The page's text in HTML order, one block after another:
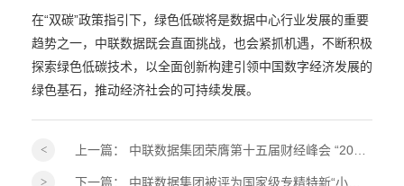
在“双碳”政策指引下，绿色低碳将是数据中心行业发展的重要
趋势之一，中联数据既会直面挑战，也会紧抓机遇，不断积极
探索绿色低碳技术，以全面创新构建引领中国数字经济发展的
绿色基石，推动经济社会的可持续发展。
上一篇： 中联数据集团荣膺第十五届财经峰会 “2026ESG 践行典范奖”！
下一篇： 中联数据集团被评为国家级专精特新“小巨人”企业